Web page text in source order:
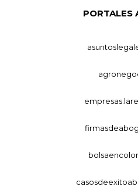
PORTALES